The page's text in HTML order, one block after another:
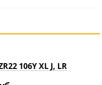
106Y XL J, LR